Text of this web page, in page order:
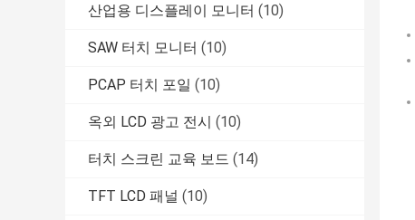
산업용 디스플레이 모니터 (10)
SAW 터치 모니터 (10)
PCAP 터치 포일 (10)
옥외 LCD 광고 전시 (10)
터치 스크린 교육 보드 (14)
TFT LCD 패널 (10)